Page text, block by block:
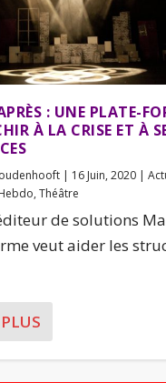
: UNE PLATE-
À LA CRISE ET À
| 16 Juin, 2020 |
,Théâtre
de solutions
veut aider les